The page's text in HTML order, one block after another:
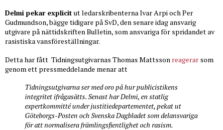
Delmi pekar explicitut ledarskribenterna Ivar Arpi och Per
Gudmundson, bägge tidigare på SvD, den senare idag ansvarig
utgivare på nättidskriften Bulletin, som ansvariga för spridandet av
rasistiska vansföreställningar.
Detta har fått Tidningsutgivarnas Thomas Mattsson reagerar som
genom ett pressmeddelande menar att
Tidningsutgivarna ser med oro på hur publicistikens
integritet ifrågasätts. Senast har Delmi, en statlig
expertkommitté under justitiedepartementet, pekat ut
Göteborgs-Posten och Svenska Dagbladet som delansvariga
för att normalisera främlingsfientlighet och rasism.